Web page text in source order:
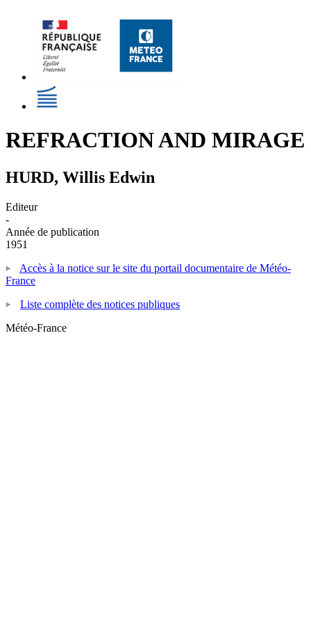
REFRACTION AND MIRAGE
HURD, Willis Edwin
Editeur
-
Année de publication
1951
Accès à la notice sur le site du portail documentaire de Météo-
France
Liste complète des notices publiques
Météo-France